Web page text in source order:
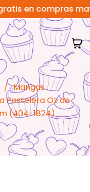
en compras mayores
/ Mangas
Pastelera Oz de
(404-1824)